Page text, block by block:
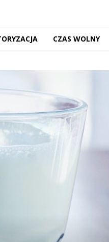
CZAS WOLNY